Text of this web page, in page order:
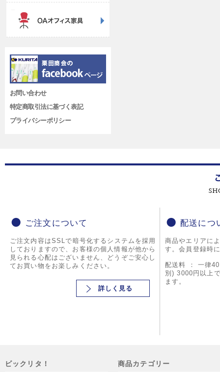
お問い合わせ
特定商取引法に基づく表記
プライバシーポリシー
ご注文について
ご注文内容はSSLで暗号化するシステムを採用
しておりますので、お客様の個人情報が他から
見られる心配はございません、どうぞご安心し
てお買い物をお楽しみください。
詳しく見る
配送につ
商品やエリアに
す。会員登録時
配送料 ： 一律
別) 3000円以上
ます。
ビックリタ！ 商品カテゴリー